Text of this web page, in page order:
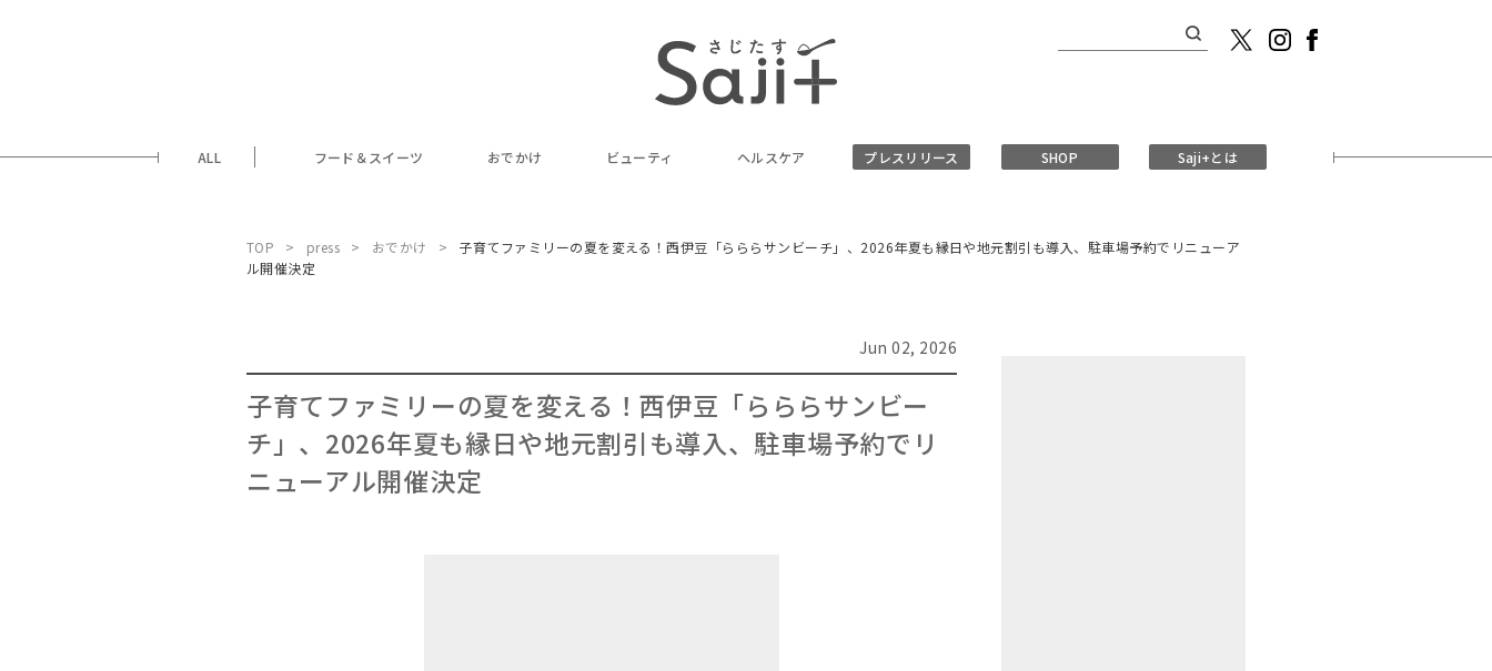
ALL フード＆スイーツ おでかけ ビューティ ヘルスケア プレスリリース SHOP Saji+とは
TOP press おでかけ
子育てファミリーの夏を変える！西伊豆「らららサンビーチ」、2026年夏も縁日や地元割引も導入、駐車場予約でリニューア
ル開催決定
Jun 02, 2026
子育てファミリーの夏を変える！西伊豆「らららサンビー
チ」、2026年夏も縁日や地元割引も導入、駐車場予約でリ
ニューアル開催決定